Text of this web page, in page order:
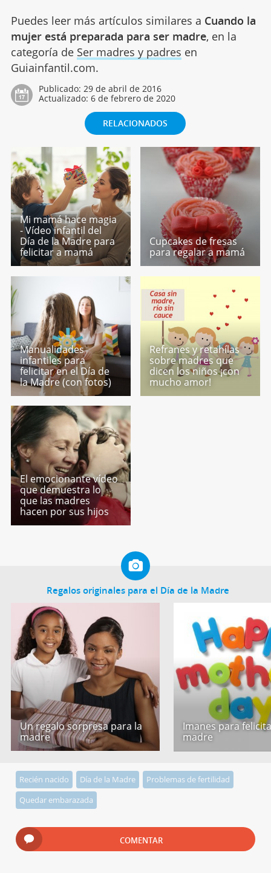
Puedes leer más artículos similares a Cuando la
mujer está preparada para ser madre, en la
categoría de Ser madres y padres en
Guiainfantil.com.
Publicado: 29 de abril de 2016
Actualizado: 6 de febrero de 2020
RELACIONADOS
Mi mamá hace magia
- Vídeo infantil del
Día de la Madre para
felicitar a mamá
Cupcakes de fresas
para regalar a mamá
Manualidades
infantiles para
felicitar en el Día de
la Madre (con fotos)
Refranes y retahílas
sobre madres que
dicen los niños ¡con
mucho amor!
El emocionante vídeo
que demuestra lo
que las madres
hacen por sus hijos
Regalos originales para el Día de la Madre
Un regalo sorpresa para la
madre
Imanes para
madre
Recién nacido Día de la Madre
Problemas de fertilidad
Quedar embarazada
COMENTAR